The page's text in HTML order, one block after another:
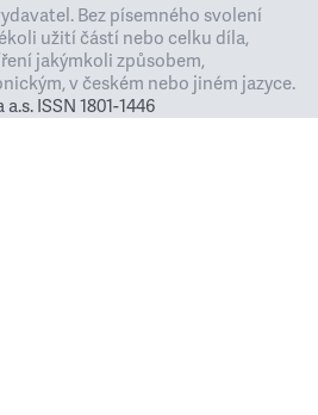
Bez písemného svolení
užití částí nebo celku díla,
jakýmkoli způsobem,
v českém nebo jiném jazyce.
ISSN 1801-1446